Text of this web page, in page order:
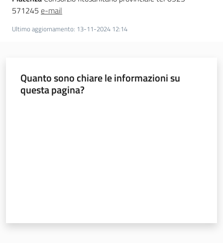
571245 e-mail
Ultimo aggiornamento: 13-11-2024 12:14
Quanto sono chiare le informazioni su
questa pagina?